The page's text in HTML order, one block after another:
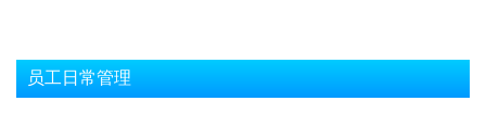
员工日常管理